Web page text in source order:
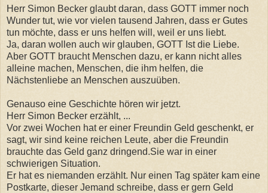
Herr Simon Becker glaubt daran, dass GOTT immer noch
Wunder tut, wie vor vielen tausend Jahren, dass er Gutes
tun möchte, dass er uns helfen will, weil er uns liebt.
Ja, daran wollen auch wir glauben, GOTT Ist die Liebe.
Aber GOTT braucht Menschen dazu, er kann nicht alles
alleine machen, Menschen, die ihm helfen, die
Nächstenliebe an Menschen auszuüben.
Genauso eine Geschichte hören wir jetzt.
Herr Simon Becker erzählt, ...
Vor zwei Wochen hat er einer Freundin Geld geschenkt, er
sagt, wir sind keine reichen Leute, aber die Freundin
brauchte das Geld ganz dringend.Sie war in einer
schwierigen Situation.
Er hat es niemanden erzählt. Nur einen Tag später kam eine
Postkarte, dieser Jemand schreibe, dass er gern Geld